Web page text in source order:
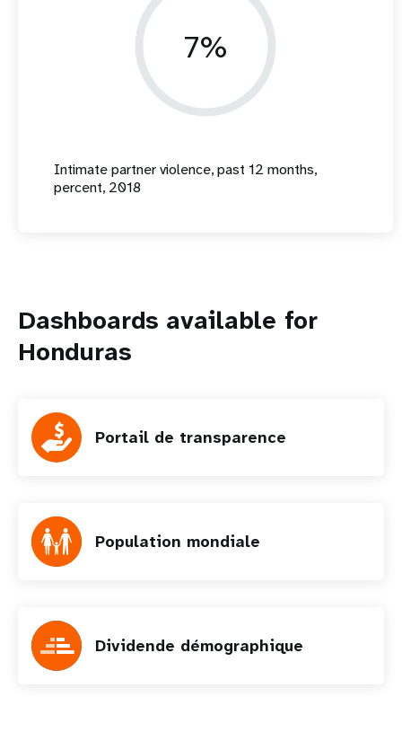
7%
Intimate partner violence, past 12 months,
percent, 2018
Dashboards available for
Honduras
Portail de transparence
Population mondiale
Dividende démographique